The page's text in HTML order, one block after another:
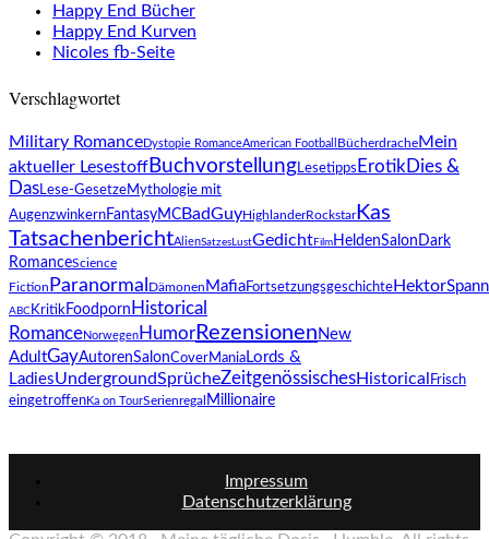
Happy End Bücher
Happy End Kurven
Nicoles fb-Seite
Verschlagwortet
Military RomanceDystopie RomanceAmerican Football BücherdracheMein
aktueller LesestoffBuchvorstellungLesetipps ErotikDies &
DasLese-GesetzeMythologie mit
AugenzwinkernFantasyMC BadGuyHighlanderRockstarKas
TatsachenberichtAlienSatzesLustGedicht Film HeldenSalon Dark
RomanceScience
Fiction Paranormal Dämonen MafiaFortsetzungsgeschichte Hektor
ABC KritikFoodporn Historical
RomanceNorwegen HumorRezensionen New
AdultGayAutorenSalonCoverManiaLords &
LadiesUndergroundSprücheZeitgenössischesHistorical Frisch
eingetroffenKa on TourSerienregal Millionaire
Impressum
Datenschutzerklärung